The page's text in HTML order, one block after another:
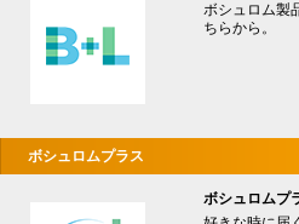
ボシュロム製
ちらから。
ボシュロムプラス
ボシュロムプ